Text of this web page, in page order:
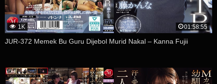
1K 01:58:55
JUR-372 Memek Bu Guru Dijebol Murid Nakal – Kanna Fujii